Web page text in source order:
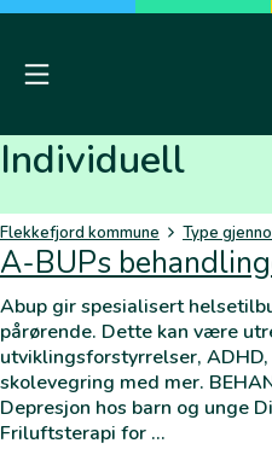
Skip
contentMobile Menu
Individuell
Flekkefjord kommune Type
A-BUPs
Abup gir spesialisert
pårørende. Dette kan være
utviklingsforstyrrelser,
skolevegring med mer.
Depresjon hos barn og unge
Friluftsterapi for …